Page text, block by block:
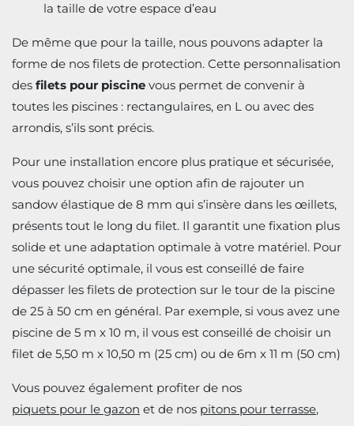
la taille de votre espace d’eau
De même que pour la taille, nous pouvons adapter la
forme de nos filets de protection. Cette personnalisation
des filets pour piscine vous permet de convenir à
toutes les piscines : rectangulaires, en L ou avec des
arrondis, s’ils sont précis.
Pour une installation encore plus pratique et sécurisée,
vous pouvez choisir une option afin de rajouter un
sandow élastique de 8 mm qui s’insère dans les œillets,
présents tout le long du filet. Il garantit une fixation plus
solide et une adaptation optimale à votre matériel. Pour
une sécurité optimale, il vous est conseillé de faire
dépasser les filets de protection sur le tour de la piscine
de 25 à 50 cm en général. Par exemple, si vous avez une
piscine de 5 m x 10 m, il vous est conseillé de choisir un
filet de 5,50 m x 10,50 m (25 cm) ou de 6m x 11 m (50 cm)
Vous pouvez également profiter de nos
piquets pour le gazon et de nos pitons pour terrasse,